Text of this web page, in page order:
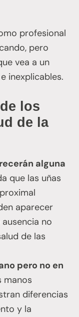
profesional
pero
vea a un
inexplicables.
los
de la
alguna
que las uñas
aparecer
no
de las
pero no en
manos
diferencias
y la